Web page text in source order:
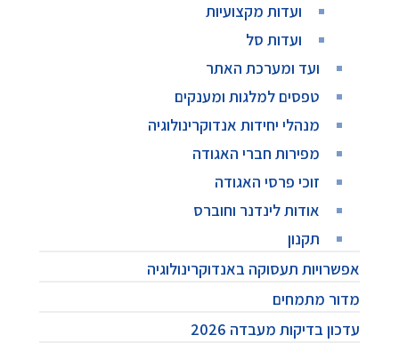
ועדות מקצועיות
ועדות סל
ועד ומערכת האתר
טפסים למלגות ומענקים
מנהלי יחידות אנדוקרינולוגיה
מפירות חברי האגודה
זוכי פרסי האגודה
אודות לינדנר וחוברס
תקנון
אפשרויות תעסוקה באנדוקרינולוגיה
מדור מתמחים
עדכון בדיקות מעבדה 2026